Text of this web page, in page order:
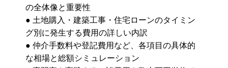
の全体像と重要性
● 土地購入・建築工事・住宅ローンのタイミン
グ別に発生する費用の詳しい内訳
● 仲介手数料や登記費用など、各項目の具体的
な相場と総額シミュレーション